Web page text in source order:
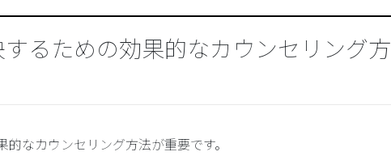
るための効果的なカウンセリング方
なカウンセリング方法が重要です。